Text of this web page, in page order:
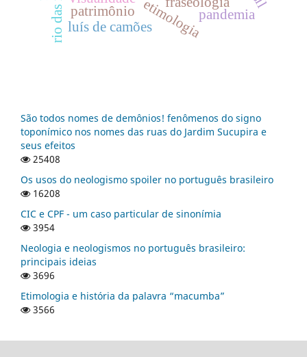
etimologiapandemia
patrimônio
rio das rãs luís de camões
São todos nomes de demônios! fenômenos do signo
toponímico nos nomes das ruas do Jardim Sucupira e
seus efeitos
25408
Os usos do neologismo spoiler no português brasileiro
16208
CIC e CPF - um caso particular de sinonímia
3954
Neologia e neologismos no português brasileiro:
principais ideias
3696
Etimologia e história da palavra “macumba”
3566